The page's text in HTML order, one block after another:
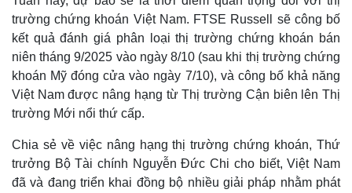
trường chứng khoán Việt Nam. FTSE Russell sẽ công bố
kết quả đánh giá phân loại thị trường chứng khoán bán
niên tháng 9/2025 vào ngày 8/10 (sau khi thị trường chứng
khoán Mỹ đóng cửa vào ngày 7/10), và công bố khả năng
Việt Nam được nâng hạng từ Thị trường Cận biên lên Thị
trường Mới nổi thứ cấp.
Chia sẻ về việc nâng hạng thị trường chứng khoán, Thứ
trưởng Bộ Tài chính Nguyễn Đức Chi cho biết, Việt Nam
đã và đang triển khai đồng bộ nhiều giải pháp nhằm phát